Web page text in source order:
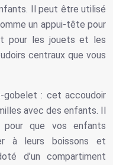
Il peut être utilisé
un appui-tête pour
pour les jouets et les
centraux que vous
gobelet : cet accoudoir
avec des enfants. Il
que vos enfants
à leurs boissons et
d’un compartiment